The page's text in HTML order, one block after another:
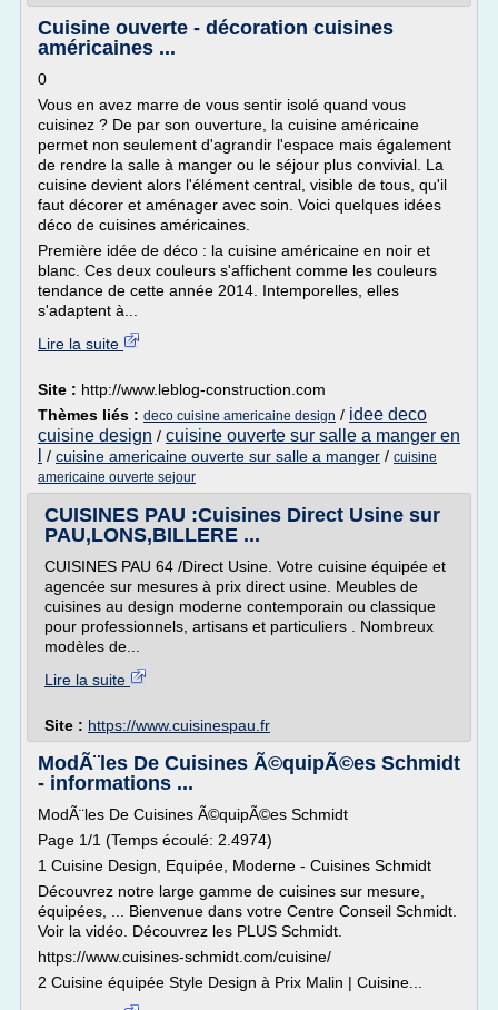
Cuisine ouverte - décoration cuisines
américaines ...
0
Vous en avez marre de vous sentir isolé quand vous
cuisinez ? De par son ouverture, la cuisine américaine
permet non seulement d'agrandir l'espace mais également
de rendre la salle à manger ou le séjour plus convivial. La
cuisine devient alors l'élément central, visible de tous, qu'il
faut décorer et aménager avec soin. Voici quelques idées
déco de cuisines américaines.
Première idée de déco : la cuisine américaine en noir et
blanc. Ces deux couleurs s'affichent comme les couleurs
tendance de cette année 2014. Intemporelles, elles
s'adaptent à...
Lire la suite
Site : http://www.leblog-construction.com
Thèmes liés : deco cuisine americaine design / idee deco
cuisine design / cuisine ouverte sur salle a manger en
/ cuisine americaine ouverte sur salle a manger / cuisine
americaine ouverte sejour
CUISINES PAU :Cuisines Direct Usine sur
PAU,LONS,BILLERE ...
CUISINES PAU 64 /Direct Usine. Votre cuisine équipée et
agencée sur mesures à prix direct usine. Meubles de
cuisines au design moderne contemporain ou classique
pour professionnels, artisans et particuliers . Nombreux
modèles de...
Lire la suite
Site : https://www.cuisinespau.fr
ModÃ¨les De Cuisines Ã©quipÃ©es Schmidt
- informations ...
ModÃ¨les De Cuisines Ã©quipÃ©es Schmidt
Page 1/1 (Temps écoulé: 2.4974)
1 Cuisine Design, Equipée, Moderne - Cuisines Schmidt
Découvrez notre large gamme de cuisines sur mesure,
équipées, ... Bienvenue dans votre Centre Conseil Schmidt.
Voir la vidéo. Découvrez les PLUS Schmidt.
https://www.cuisines-schmidt.com/cuisine/
2 Cuisine équipée Style Design à Prix Malin | Cuisine...